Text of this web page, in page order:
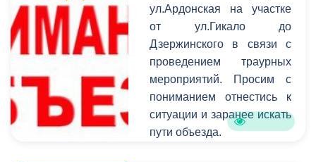
факторов увеличения
доходной части бюджета и
развития города.
ул.Ардонская на участке
от ул.Гикало до
Дзержинского в связи с
проведением траурных
мероприятий. Просим с
пониманием отнестись к
ситуации и заранее искать
пути объезда.